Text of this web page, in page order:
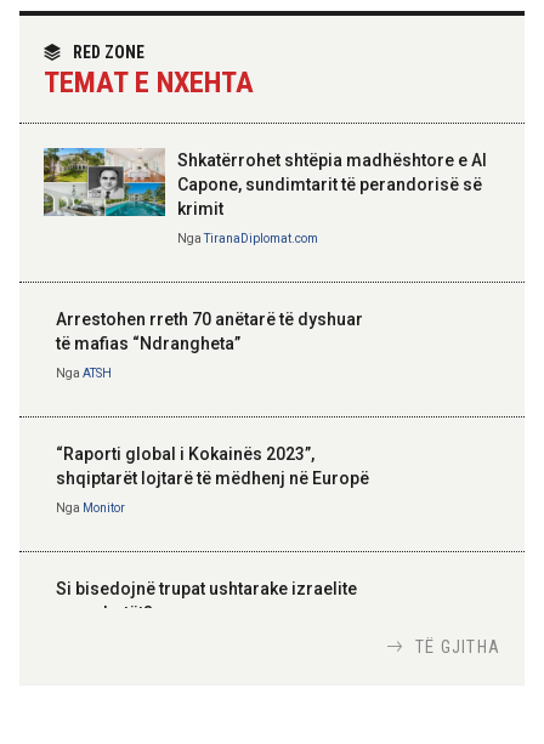
partneritetit strategjik
RED ZONE
TEMAT E NXEHTA
Shkatërrohet shtëpia madhështore e Al
Capone, sundimtarit të perandorisë së
krimit
NgaTiranaDiplomat.com
Arrestohen rreth 70 anëtarë të dyshuar
të mafias “Ndrangheta”
Nga ATSH
“Raporti global i Kokainës 2023”,
shqiptarët lojtarë të mëdhenj në Europë
Nga Monitor
Si bisedojnë trupat ushtarake izraelite
me robotët?
TË GJITHA